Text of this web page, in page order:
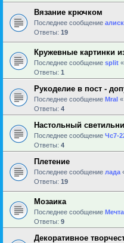
Вязание крючком
Последнее сообщение
Ответы: 19
Кружевные картинки
Последнее сообщение sрlit «
Ответы: 1
Рукоделие в пост -
Последнее сообщение Mral «
Ответы: 4
Настольный
Последнее сообщение Чс7-
Ответы: 4
Плетение
Последнее сообщение лада
Ответы: 19
Мозаика
Последнее сообщение Мечта
Ответы: 9
Декоративное